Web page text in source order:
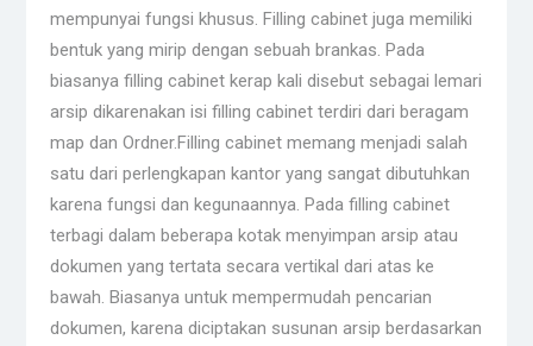
mempunyai fungsi khusus. Filling cabinet juga memiliki
bentuk yang mirip dengan sebuah brankas. Pada
biasanya filling cabinet kerap kali disebut sebagai lemari
arsip dikarenakan isi filling cabinet terdiri dari beragam
map dan Ordner.Filling cabinet memang menjadi salah
satu dari perlengkapan kantor yang sangat dibutuhkan
karena fungsi dan kegunaannya. Pada filling cabinet
terbagi dalam beberapa kotak menyimpan arsip atau
dokumen yang tertata secara vertikal dari atas ke
bawah. Biasanya untuk mempermudah pencarian
dokumen, karena diciptakan susunan arsip berdasarkan